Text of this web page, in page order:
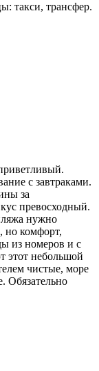
такси, трансфер.
с завтраками.
за
превосходный.
нужно
но комфорт,
из номеров и с
этот небольшой
чистые, море
Обязательно